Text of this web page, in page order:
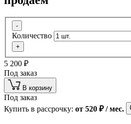
-
Количество
+
5 200 ₽
Под заказ
В корзину
Под заказ
Купить в рассрочку: от 520 ₽/ мес.